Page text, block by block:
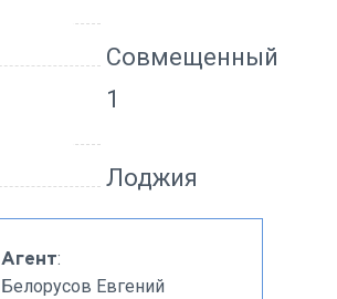
Совмещенный
1
Лоджия
Агент:
Белорусов Евгений